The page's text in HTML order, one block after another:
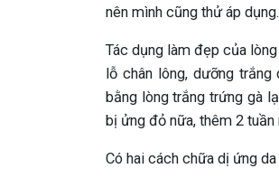
nên mình cũng thử áp dụng.
Tác dụng làm đẹp của
lỗ chân lông, dưỡng
bằng lòng trắng trứng gà
bị ửng đỏ nữa, thêm 2
Có hai cách chữa dị ứng